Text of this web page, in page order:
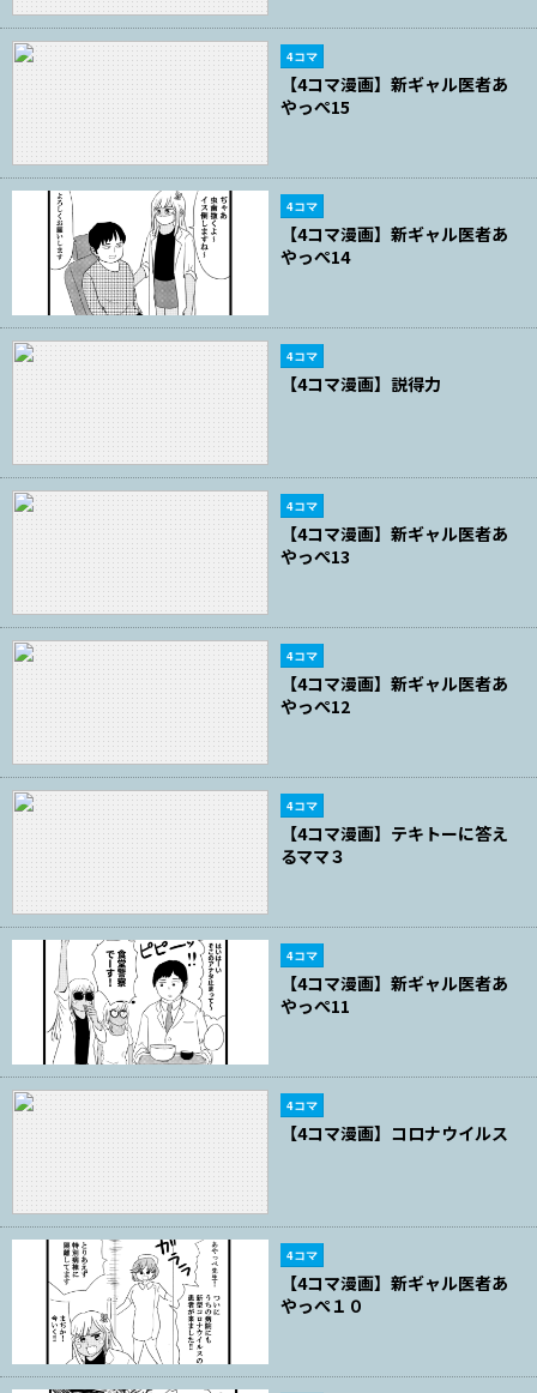
4コマ
【4コマ漫画】新ギャル医者あ
やっぺ15
4コマ
【4コマ漫画】新ギャル医者あ
やっぺ14
4コマ
【4コマ漫画】説得力
4コマ
【4コマ漫画】新ギャル医者あ
やっぺ13
4コマ
【4コマ漫画】新ギャル医者あ
やっぺ12
4コマ
【4コマ漫画】テキトーに答え
るママ３
4コマ
【4コマ漫画】新ギャル医者あ
やっぺ11
4コマ
【4コマ漫画】コロナウイルス
4コマ
【4コマ漫画】新ギャル医者あ
やっぺ１０